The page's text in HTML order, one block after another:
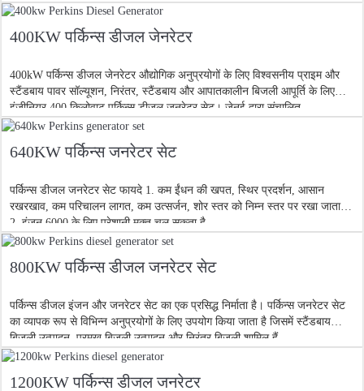
400KW पर्किन्स डीजल जेनरेटर
400kW पर्किन्स डीजल जेनरेटर औद्योगिक अनुप्रयोगों के लिए विश्वसनीय प्राइम और
स्टैंडबाय पावर सॉल्यूशन, निरंतर, स्टैंडबाय और आपातकालीन बिजली आपूर्ति के लिए
इंजीनियर 400 किलोवाट पर्किन्स डीजल जनरेटर सेट। जेनुई द्वारा संचालित
640KW पर्किन्स जनरेटर सेट
पर्किन्स डीजल जनरेटर सेट फायदे 1. कम ईंधन की खपत, स्थिर प्रदर्शन, आसान
रखरखाव, कम परिचालन लागत, कम उत्सर्जन, शोर स्तर को निम्न स्तर पर रखा जाता है;
2. इंजन 6000 के लिए परेशानी मुक्त चल सकता है
800KW पर्किन्स डीजल जनरेटर सेट
पर्किन्स डीजल इंजन और जनरेटर सेट का एक प्रसिद्ध निर्माता है। पर्किन्स जनरेटर सेट
का व्यापक रूप से विभिन्न अनुप्रयोगों के लिए उपयोग किया जाता है जिसमें स्टैंडबाय
बिजली उत्पादन, प्रमुख बिजली उत्पादन और निरंतर बिजली शामिल हैं
1200KW पर्किन्स डीजल जनरेटर